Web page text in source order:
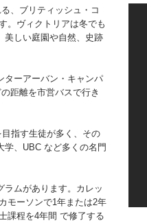
、ブリティッシュ・コ
。ヴィクトリアは冬でも
美しい庭園や自然、史跡
ターアーバン・キャンパ
距離を市営バスで行き
指す生徒が多く、その
、UBC など多くの名門
ラムがあります。カレッ
モーソンで1年または2年
課程を4年間 で修了する